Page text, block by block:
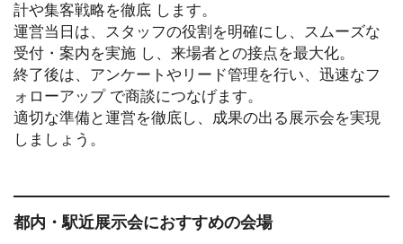
計や集客戦略を徹底 します。
運営当日は、スタッフの役割を明確にし、スムーズな
受付・案内を実施 し、来場者との接点を最大化。
終了後は、アンケートやリード管理を行い、迅速なフ
ォローアップ で商談につなげます。
適切な準備と運営を徹底し、成果の出る展示会を実現
しましょう。
都内・駅近展示会におすすめの会場